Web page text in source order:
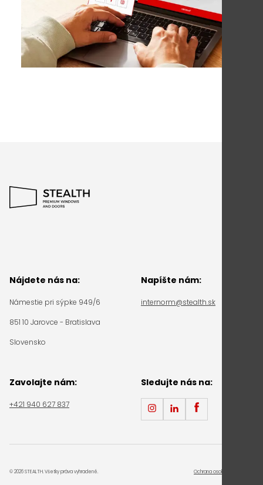
Nájdete nás na:
Námestie pri sýpke 949/6
851 10 Jarovce - Bratislava
Slovensko
Napíšte nám:
internorm@stealth.sk
Zavolajte nám:
+421 940 627 837
Sledujte nás na:
© 2026 STEALTH. Všetky práva vyhradené. Ochrana osobných údajov a